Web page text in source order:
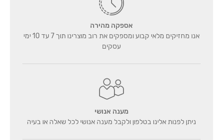
אספקה מהירה
אנו מחזיקים מלאי קבוע ומספקים את רוב מוצרינו תוך 7 עד 10 ימי
עסקים
מענה אנושי
ניתן לפנות אלינו בטלפון ולקבל מענה אנושי לכל שאלה או בעיה